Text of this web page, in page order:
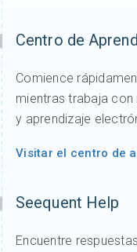
Centro de
Comience
mientras trabaja
y aprendizaje
Visitar el centro de
Seequent Help
Encuentre